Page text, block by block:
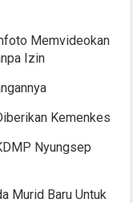
Memvideokan
Izin
Kemenkes
Nyungsep
Murid Baru Untuk